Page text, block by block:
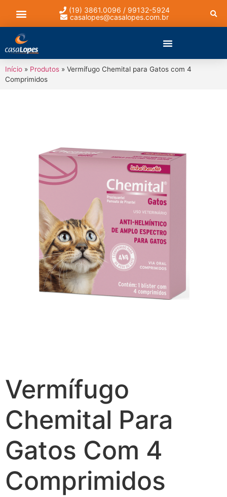
(19) 3861.0096 / 99132-5924
casalopes@casalopes.com.br
Início » Produtos » Vermífugo Chemital para Gatos com 4
Comprimidos
Vermífugo
Chemital Para
Gatos Com 4
Comprimidos